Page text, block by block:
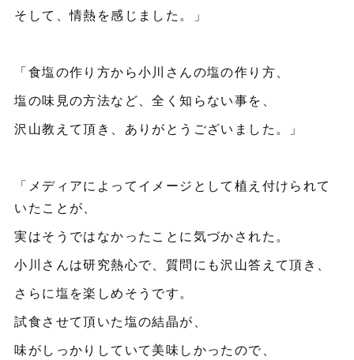
そして、情熱を感じました。」
「食塩の作り方から小川さんの塩の作り方、
塩の味見の方法など、全く知らない事を、
沢山教えて頂き、ありがとうございました。」
「メディアによってイメージとして植え付けられて
いたことが、
実はそうではなかったことに気づかされた。
小川さんは研究熱心で、質問にも沢山答えて頂き、
さらに塩を楽しめそうです。
試食させて頂いた塩の結晶が、
味がしっかりしていて美味しかったので、